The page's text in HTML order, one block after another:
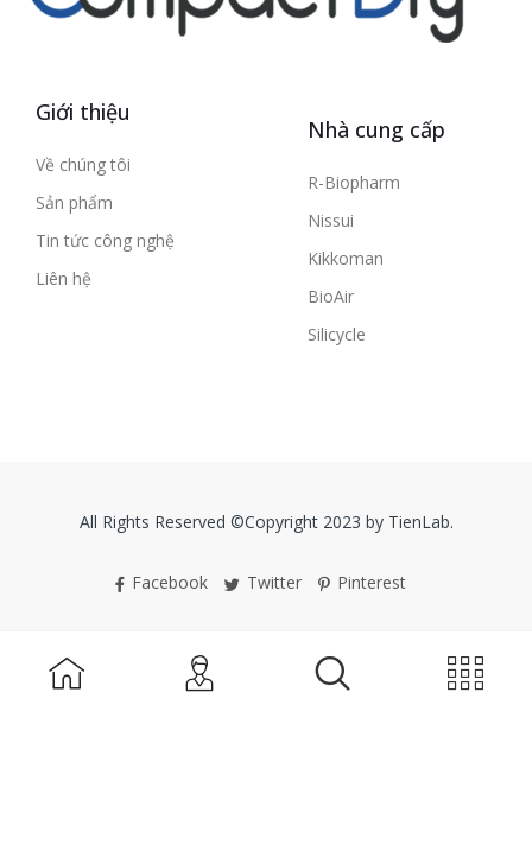
Giới thiệu
Về chúng tôi
Sản phẩm
Tin tức công nghệ
Liên hệ
Nhà cung cấp
R-Biopharm
Nissui
Kikkoman
BioAir
Silicycle
All Rights Reserved ©Copyright 2023 by TienLab.
Facebook Twitter Pinterest